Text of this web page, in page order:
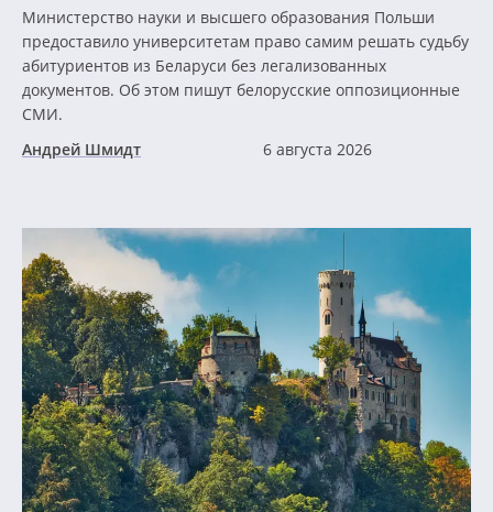
Министерство науки и высшего образования Польши
предоставило университетам право самим решать судьбу
абитуриентов из Беларуси без легализованных
документов. Об этом пишут белорусские оппозиционные
СМИ.
Андрей Шмидт
6 августа 2026